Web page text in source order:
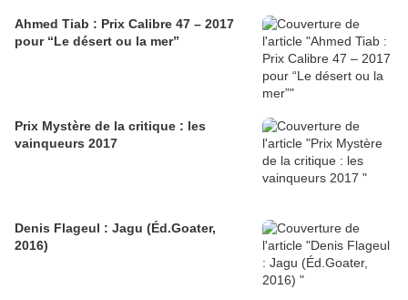
Ahmed Tiab : Prix Calibre 47 – 2017
pour “Le désert ou la mer”
Prix Mystère de la critique : les
vainqueurs 2017
Denis Flageul : Jagu (Éd.Goater,
2016)